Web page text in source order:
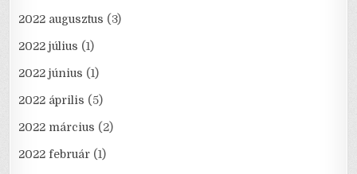
2022 augusztus (3)
2022 július (1)
2022 június (1)
2022 április (5)
2022 március (2)
2022 február (1)